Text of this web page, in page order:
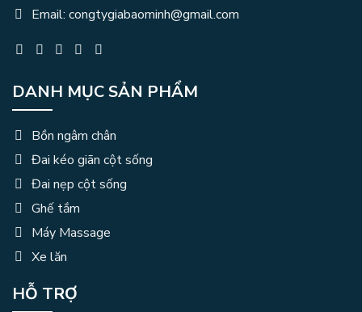
Email: congtygiabaominh@gmail.com
DANH MỤC SẢN PHẨM
Bồn ngâm chân
Đai kéo giãn cột sống
Đai nẹp cột sống
Ghế tắm
Máy Massage
Xe lăn
HỖ TRỢ